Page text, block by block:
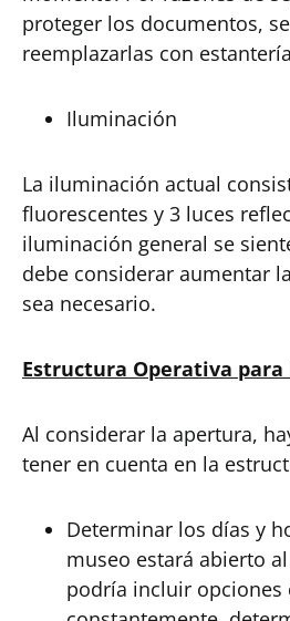
proteger los documentos,
reemplazarlas con
Iluminación
La iluminación actual
fluorescentes y 3 luces
iluminación general se
debe considerar aumentar
sea necesario.
Estructura Operativa
Al considerar la apertura,
tener en cuenta en la
Determinar los días y
museo estará abierto
podría incluir opciones